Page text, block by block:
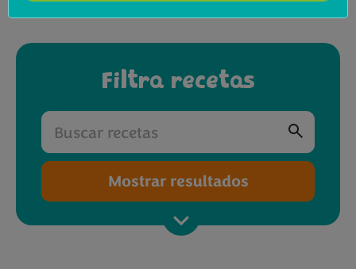
Filtra recetas
Mostrar resultados